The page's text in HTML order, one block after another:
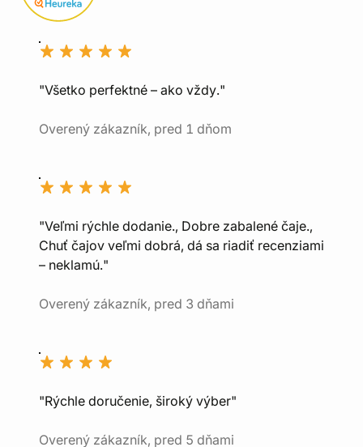
"Všetko perfektné – ako vždy."
Overený zákazník, pred 1 dňom
"Veľmi rýchle dodanie., Dobre zabalené čaje.,
Chuť čajov veľmi dobrá, dá sa riadiť recenziami
– neklamú."
Overený zákazník, pred 3 dňami
"Rýchle doručenie, široký výber"
Overený zákazník, pred 5 dňami